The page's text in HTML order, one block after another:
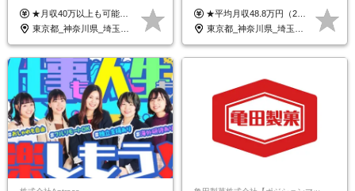
レックス制◆10時出勤・16時
退勤も可◆残業月10時間以内
★月収40万以上も可能！ ★能力・スキル・経験を考慮した年収額を設定します ■月給20万円～40万円＋決算賞与 ※経験・スキルを考慮のうえ決定します ※給与にはみなし残業代40時間分を含む。そのほか詳細に関しては別途面接時にご説明します ※試用期間3ヵ月あり。期間中の雇用形態・条件などに差異はありません
東京都_神奈川県_埼玉県_千葉県_大阪府_愛知県_北海道_青森県_岩手県_宮城県_秋田県_山形県_福島県_茨城県_栃木県_群馬県_新潟県_山梨県_長野県_富山県_石川県_福井県_静岡県_岐阜県_三重県_兵庫県_京都府_滋賀県_奈良県_和歌山県_広島県_岡山県_鳥取県_島根県_山口県_徳島県_香川県_愛媛県_高知県_福岡県_熊本県_佐賀県_長崎県_大分県_宮崎県_鹿児島県_沖縄県
リモートOK｜平均月収48.8万
｜子育て＆介護支援◎
★平均月収48.8万円（2025年度実績） ★安心の固定給＋賞与年2回＋インセンティブ！手当も充実 月給21万円～23万円＋諸手当＋インセンティブ＋賞与年2回 ※給与は年間平均の税込定例給与です。賞与は含みません。 ※約3週間の研修期間中は日当8000円を支給いたします。 ※試用期間6ヵ月あり（期間中の条件変更なし） ◆東京・神奈川・千葉・埼玉・愛知（一部）・京都・大阪・兵庫（一部）：月給23万円以上 ◆静岡（一部）・三重・岐阜：月給22万円以上 ◆上記以外の地域：月給21万円以上
東京都_神奈川県_埼玉県_千葉県_大阪府_愛知県_北海道_青森県_岩手県_宮城県_秋田県_山形県_福島県_茨城県_栃木県_群馬県_新潟県_山梨県_長野県_富山県_石川県_福井県_静岡県_岐阜県_三重県_兵庫県_京都府_滋賀県_奈良県_和歌山県_広島県_岡山県_鳥取県_島根県_山口県_徳島県_香川県_愛媛県_高知県_福岡県_熊本県_佐賀県_長崎県_大分県_宮崎県_鹿児島県_沖縄県